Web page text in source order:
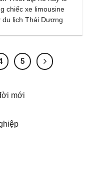
chiếc xe limousine
lịch Thái Dương
5
mới